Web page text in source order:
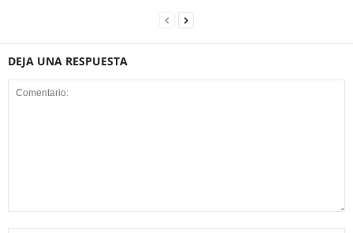
DEJA UNA RESPUESTA